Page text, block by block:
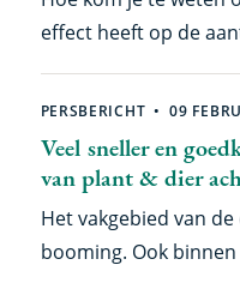
kunstlicht op de
effect heeft op de
erdoor verandert, wil
soort toe- of
van onderzoeker
Nederlands Instituut
presenteert een
nummer van het
Veel sneller en
van plant & dier
PERSBERICHT 09
Het vakgebied van
booming. Ook